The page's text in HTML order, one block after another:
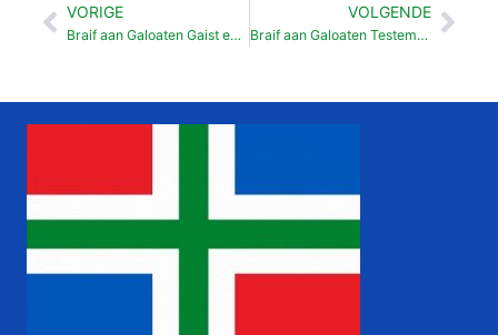
Vorige
VORIGE
Braif aan Galoaten Gaist en geleuf (3: 1- 5)
VOLGENDE
Braif aan Galoaten Testement en wet (3:15-23)